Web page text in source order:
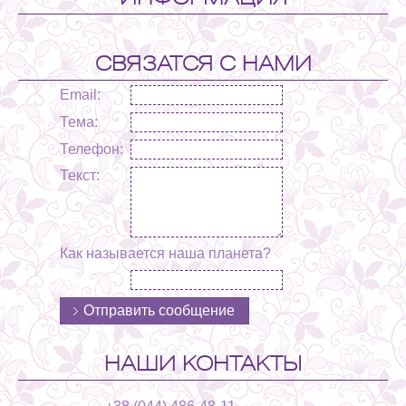
СВЯЗАТСЯ С НАМИ
Email:
Тема:
Телефон:
Текст:
Как называется наша планета?
НАШИ КОНТАКТЫ